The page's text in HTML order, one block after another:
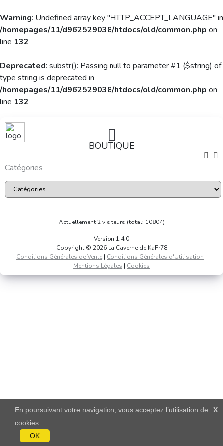
Warning: Undefined array key "HTTP_ACCEPT_LANGUAGE" in
/homepages/11/d962529038/htdocs/old/common.php on
line 132
Deprecated: substr(): Passing null to parameter #1 ($string) of
type string is deprecated in
/homepages/11/d962529038/htdocs/old/common.php on
line 132
BOUTIQUE
Catégories
Actuellement 2 visiteurs (total: 10804)
Version 1.4.0
Copyright © 2026 La Caverne de KaFr78
Conditions Générales de Vente | Conditions Générales d'Utilisation |
Mentions Légales | Cookies
X
En poursuivant votre navigation, vous acceptez l’utilisation de
cookies.
OK